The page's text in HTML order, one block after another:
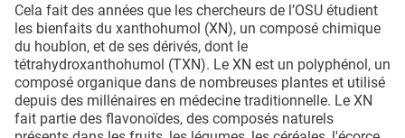
Cela fait des années que les chercheurs de l’OSU étudient
les bienfaits du xanthohumol (XN), un composé chimique
du houblon, et de ses dérivés, dont le
tétrahydroxanthohumol (TXN). Le XN est un polyphénol, un
composé organique dans de nombreuses plantes et utilisé
depuis des millénaires en médecine traditionnelle. Le XN
fait partie des flavonoïdes, des composés naturels